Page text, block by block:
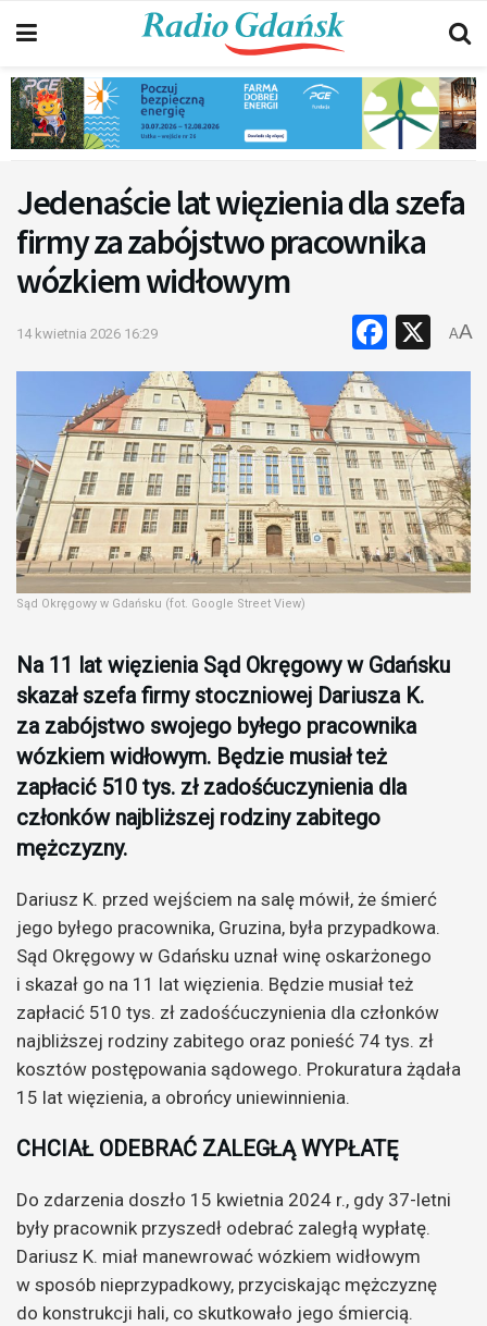
Jedenaście lat więzienia dla szefa
firmy za zabójstwo pracownika
wózkiem widłowym
14 kwietnia 2026 16:29 X
AA
Sąd Okręgowy w Gdańsku (fot. Google Street View)
Na 11 lat więzienia Sąd Okręgowy w Gdańsku
skazał szefa firmy stoczniowej Dariusza K.
za zabójstwo swojego byłego pracownika
wózkiem widłowym. Będzie musiał też
zapłacić 510 tys. zł zadośćuczynienia dla
członków najbliższej rodziny zabitego
mężczyzny.
Dariusz K. przed wejściem na salę mówił, że śmierć
jego byłego pracownika, Gruzina, była przypadkowa.
Sąd Okręgowy w Gdańsku uznał winę oskarżonego
i skazał go na 11 lat więzienia. Będzie musiał też
zapłacić 510 tys. zł zadośćuczynienia dla członków
najbliższej rodziny zabitego oraz ponieść 74 tys. zł
kosztów postępowania sądowego. Prokuratura żądała
15 lat więzienia, a obrońcy uniewinnienia.
CHCIAŁ ODEBRAĆ ZALEGŁĄ WYPŁATĘ
Do zdarzenia doszło 15 kwietnia 2024 r., gdy 37-letni
były pracownik przyszedł odebrać zaległą wypłatę.
Dariusz K. miał manewrować wózkiem widłowym
w sposób nieprzypadkowy, przyciskając mężczyznę
do konstrukcji hali, co skutkowało jego śmiercią.